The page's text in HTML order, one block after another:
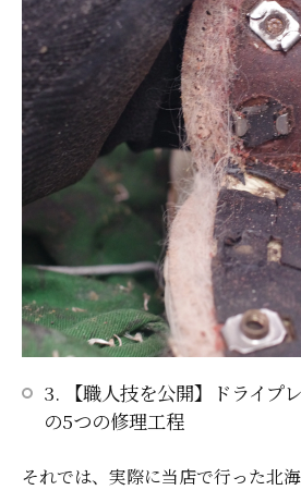
3. 【職人技を公開】ドライプ
の5つの修理工程
それでは、実際に当店で行った北